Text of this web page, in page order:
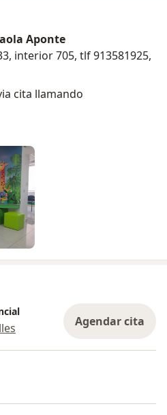
Aponte
interior 705, tlf 913581925,
cita llamando
Agendar cita